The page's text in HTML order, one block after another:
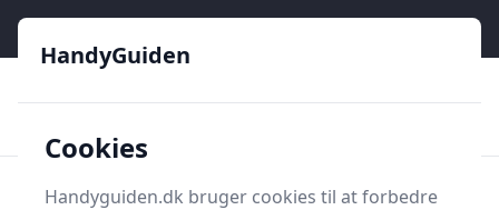
HandyGuiden
HandyGuiden
Cookies
Handyguiden.dk bruger cookies til at forbedre